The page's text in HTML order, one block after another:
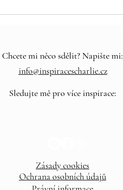
Chcete mi něco sdělit? Napište mi:
info@inspiracescharlie.cz
Sledujte mě pro více inspirace:
Zásady cookies
Ochrana osobních údajů